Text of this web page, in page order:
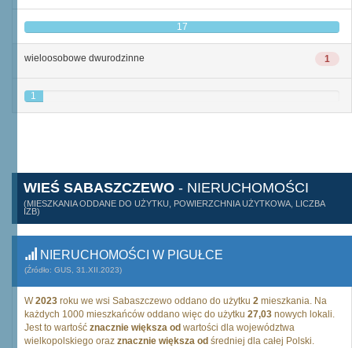
17
1
wieloosobowe dwurodzinne
1
WIEŚ SABASZCZEWO - NIERUCHOMOŚCI
(MIESZKANIA ODDANE DO UŻYTKU, POWIERZCHNIA UŻYTKOWA, LICZBA
IZB)
NIERUCHOMOŚCI W PIGUŁCE
(Źródło: GUS, 31.XII.2023)
W2023 roku we wsi Sabaszczewo oddano do użytku 2 mieszkania. Na
każdych 1000 mieszkańców oddano więc do użytku 27,03 nowych lokali.
Jest to wartość znacznie większa od wartości dla województwa
wielkopolskiego oraz znacznie większa od średniej dla całej Polski.